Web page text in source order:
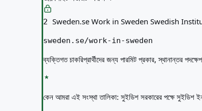
2 Sweden.se Work in Sweden Swedish
sweden.se/work-in-sweden
ব্যক্তিগত চাকরিপ্রার্থীদের জন্য পারমিট প্রকার, স্থানান্তর
কেন আমরা এই সংস্থা তালিকা: সুইডিশ সরকারের পক্ষে সুইডিশ